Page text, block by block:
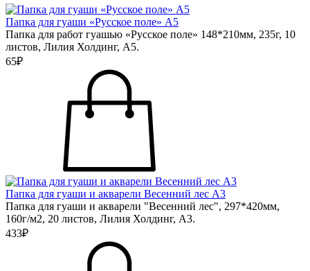
Папка для гуаши «Русское поле» А5
Папка для работ гуашью «Русское поле» 148*210мм, 235г, 10
листов, Лилия Холдинг, А5.
65₽
Папка для гуаши и акварели Весенний лес А3
Папка для гуаши и акварели "Весенний лес", 297*420мм,
160г/м2, 20 листов, Лилия Холдинг, А3.
433₽